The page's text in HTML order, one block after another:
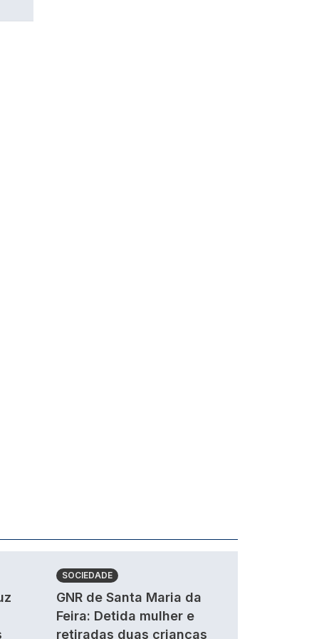
SOCIEDADE
GNR de Santa Maria da
Feira: Detida mulher e
retiradas duas crianças